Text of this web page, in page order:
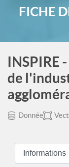
FICHE
INSPIRE
de
Donnée